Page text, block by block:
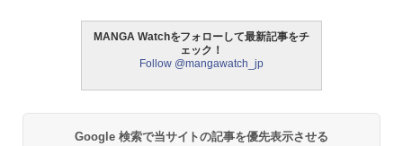
薬屋のひとりごと 17巻 (デジタル版ビッ
グガンガンコミックス)
￥770
￥1,650
攻殻機動隊 (2) KCデラックス
髙野真央1st写真集 まおのこと、
￥3,630
MANGA Watchをフォローして最新記事をチ
ェック！
Follow @mangawatch_jp
Google 検索で当サイトの記事を優先表示させる